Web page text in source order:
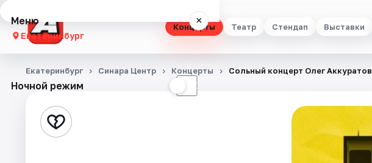
Концерты Театр Стендап Выставки
Меню ×
Екатеринбург
Концерты
Стендап
Ночной режим ☾
Екатеринбург Синара Центр Концерты Сольный концерт Олег Аккуратов